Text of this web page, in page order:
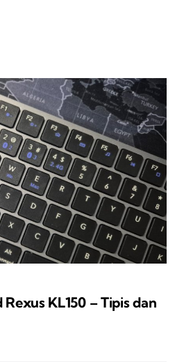
KL150 – Tipis dan